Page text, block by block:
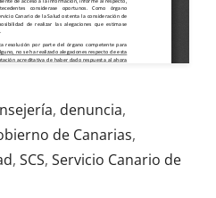
, denuncia,
de Canarias,
, SCS, Servicio Canario de